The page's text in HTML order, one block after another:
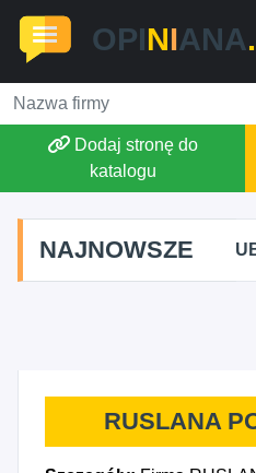
OPINIANA
Dodaj stronę do
katalogu
NAJNOWSZE
MARTA BRACHA
RUSLANA